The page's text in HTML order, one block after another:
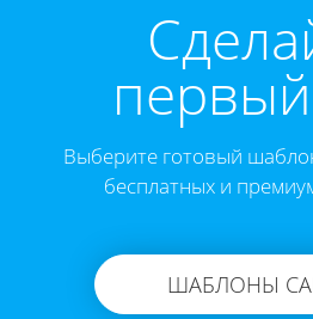
Выберите готовый
бесплатных и
ШАБЛОНЫ